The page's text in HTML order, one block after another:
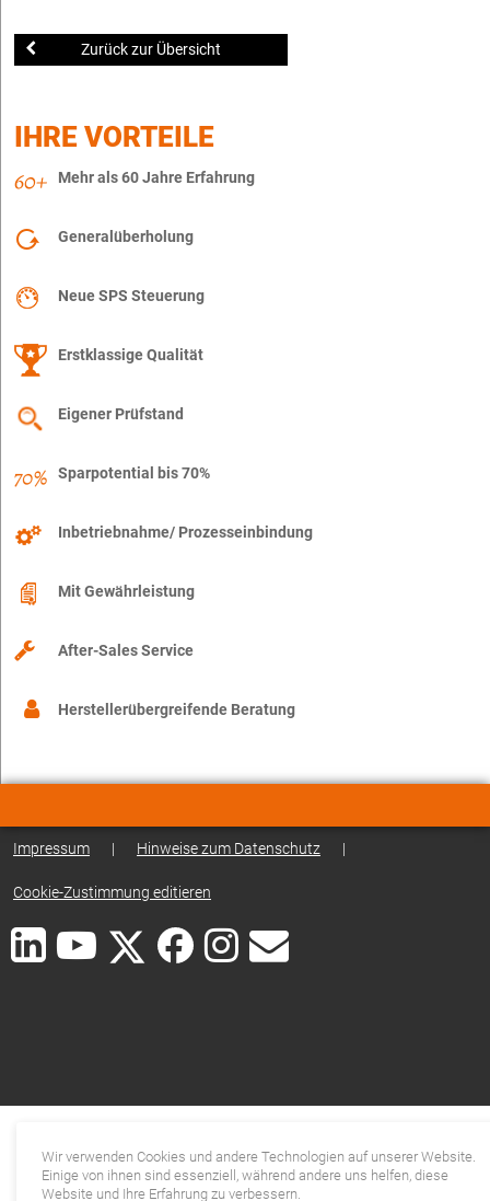
Zurück zur Übersicht
IHRE VORTEILE
Mehr als 60 Jahre Erfahrung
Generalüberholung
Neue SPS Steuerung
Erstklassige Qualität
Eigener Prüfstand
Sparpotential bis 70%
Inbetriebnahme/ Prozesseinbindung
Mit Gewährleistung
After-Sales Service
Herstellerübergreifende Beratung
Impressum | Hinweise zum Datenschutz |
Cookie-Zustimmung editieren
Wir verwenden Cookies und andere Technologien auf unserer Website.
Einige von ihnen sind essenziell, während andere uns helfen, diese
Website und Ihre Erfahrung zu verbessern.